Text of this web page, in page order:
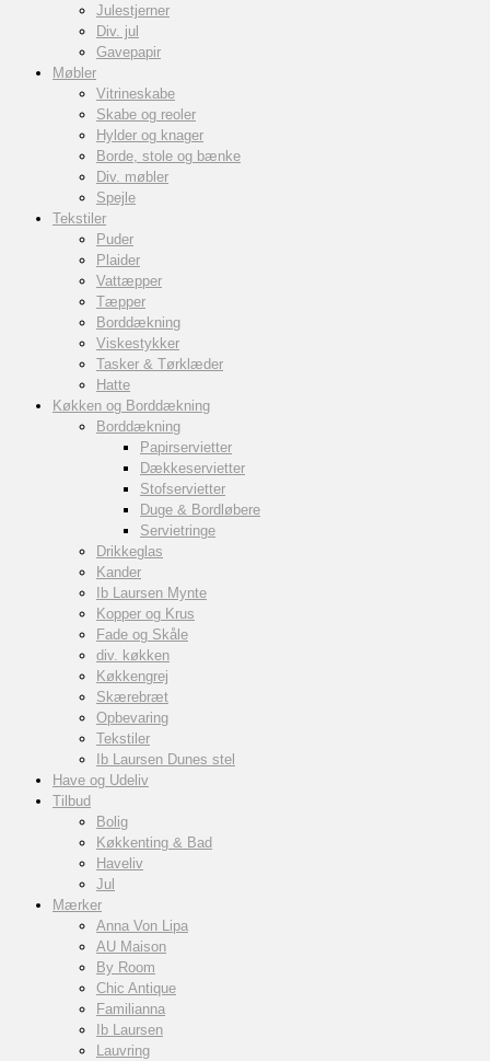
Julestjerner
Div. jul
Gavepapir
Møbler
Vitrineskabe
Skabe og reoler
Hylder og knager
Borde, stole og bænke
Div. møbler
Spejle
Tekstiler
Puder
Plaider
Vattæpper
Tæpper
Borddækning
Viskestykker
Tasker & Tørklæder
Hatte
Køkken og Borddækning
Borddækning
Papirservietter
Dækkeservietter
Stofservietter
Duge & Bordløbere
Servietringe
Drikkeglas
Kander
Ib Laursen Mynte
Kopper og Krus
Fade og Skåle
div. køkken
Køkkengrej
Skærebræt
Opbevaring
Tekstiler
Ib Laursen Dunes stel
Have og Udeliv
Tilbud
Bolig
Køkkenting & Bad
Haveliv
Jul
Mærker
Anna Von Lipa
AU Maison
By Room
Chic Antique
Familianna
Ib Laursen
Lauvring